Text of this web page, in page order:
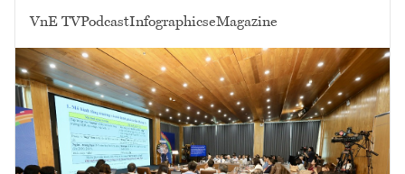
VnE TVPodcastInfographicseMagazine